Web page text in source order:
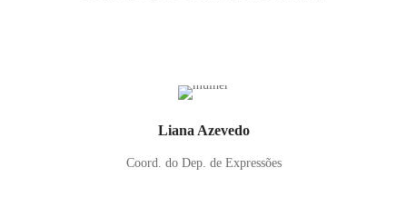
Liana Azevedo
Coord. do Dep. de Expressões